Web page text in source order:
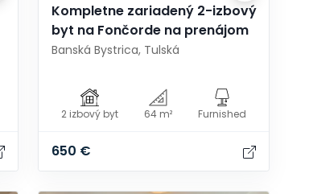
Kompletne zariadený 2-izbový
byt na Fončorde na prenájom
Banská Bystrica, Tulská
2 izbový byt 64 m² Furnished
650 €